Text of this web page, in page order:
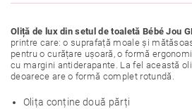
Oliță de lux din setul de toaletă Bébé Jou
printre care: o suprafață moale și
pentru o curățare ușoară, o formă
cu margini antiderapante. La fel această
deoarece are o formă complet rotundă.
Olița conține două părți